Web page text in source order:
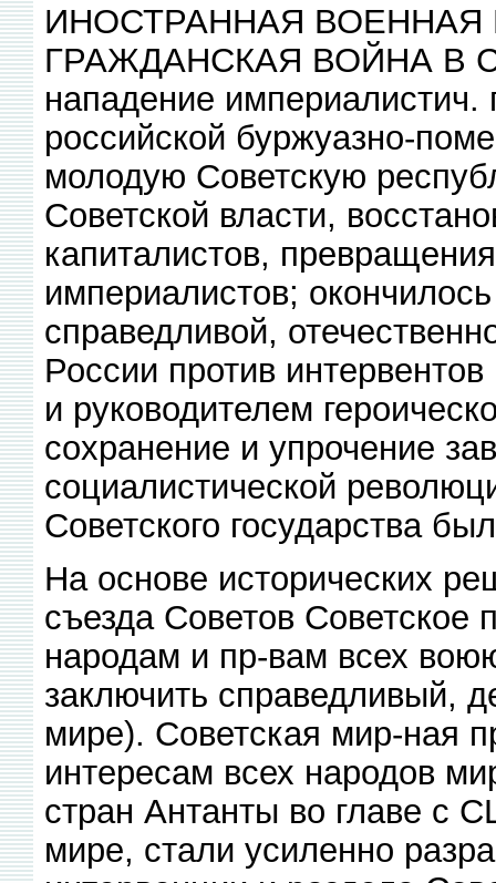
ИНОСТРАННАЯ
ГРАЖДАНСКАЯ ВОЙНА В
нападение империалистич.
российской буржуазно-
молодую Советскую
Советской власти,
капиталистов,
империалистов;
справедливой,
России против
и руководителем
сохранение и упрочение
социалистической
Советского государства
На основе исторических
съезда Советов Советское
народам и пр-вам всех
заключить справедливый,
мире). Советская мир-ная
интересам всех народов
стран Антанты во главе с
мире, стали усиленно